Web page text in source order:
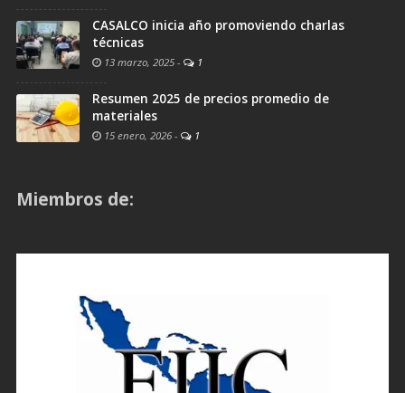
CASALCO inicia año promoviendo charlas
técnicas
13 marzo, 2025 - 1
Resumen 2025 de precios promedio de
materiales
15 enero, 2026 - 1
Miembros de: